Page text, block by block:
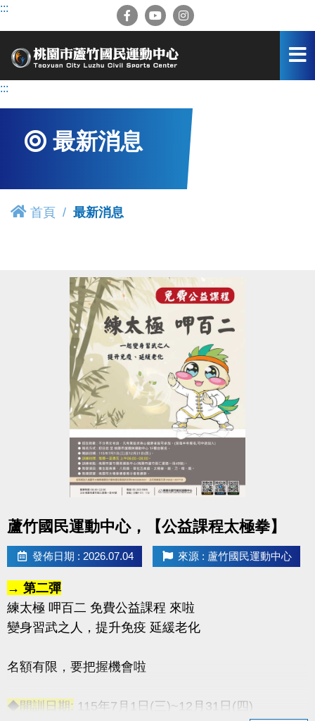
跳
容
:::
:::
最新消息
首頁 最新消息
蘆竹國民運動中心，【公益課程太極拳】
發佈日期 : 2026.07.04 來源 : 蘆竹國民運動中心
→ 第二彈
練太極 呷百二 免費公益課程 來啦
變身習武之人，提升免疫 延緩老化
名額有限，要把握機會啦
◆開訓日期: 115年7月1日(三)~12月31日(四)